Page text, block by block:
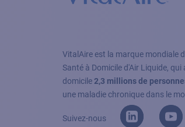
VitalAire est la marque mondiale
Santé à Domicile d'Air Liquide,
domicile2,3 millions de
une maladie chronique dans le
Suivez-nous